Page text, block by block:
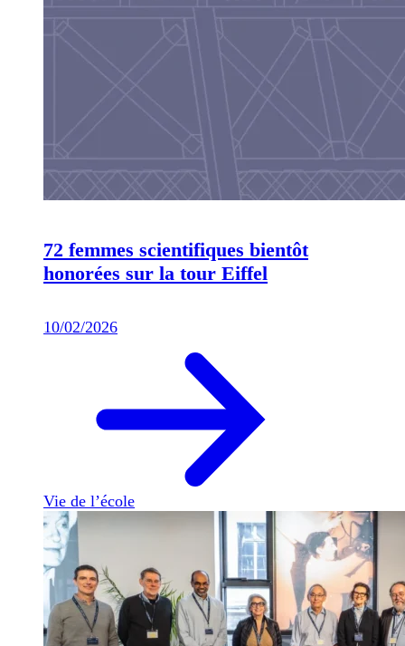
72 femmes scientifiques bientôt
honorées sur la tour Eiffel
10/02/2026
Vie de l’école